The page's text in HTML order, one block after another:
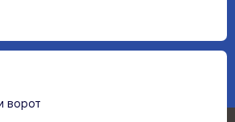
ворот